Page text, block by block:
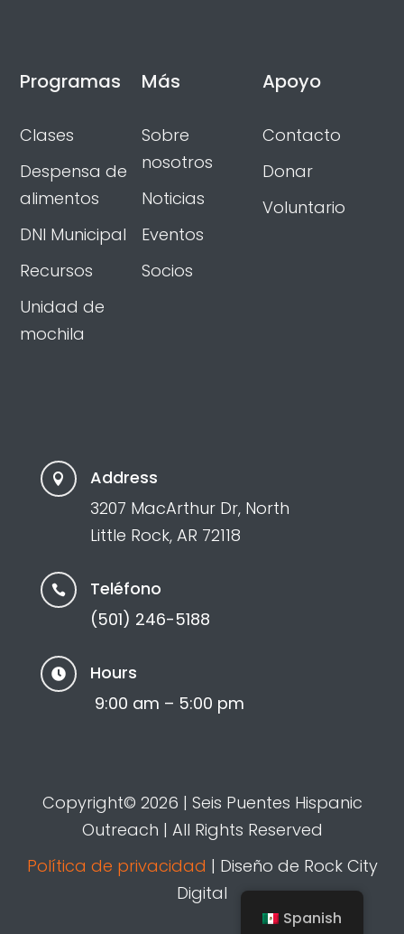
Programas
Clases
Despensa de
alimentos
DNI Municipal
Recursos
Unidad de
mochila
Más
Sobre
nosotros
Noticias
Eventos
Socios
Apoyo
Contacto
Donar
Voluntario

Address
3207 MacArthur Dr, North
Little Rock, AR 72118

Teléfono
(501) 246-5188

Hours
9:00 am – 5:00 pm
Copyright© 2026 | Seis Puentes Hispanic
Outreach | All Rights Reserved
Política de privacidad | Diseño de Rock City
Digital
Spanish